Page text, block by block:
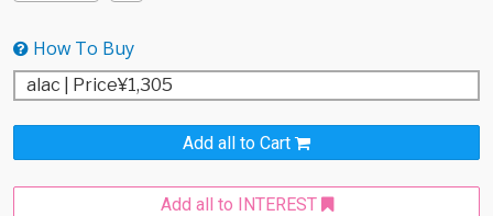
How To Buy
Add all to Cart
Add all to INTEREST